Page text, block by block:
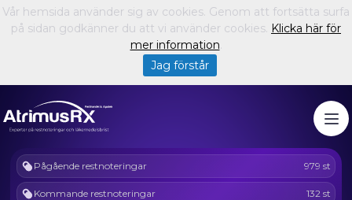
Pågående restnoteringar 979 st
Kommande restnoteringar 132 st
Vår hemsida använder sig av cookies. Genom att fortsätta surfa
på sidan godkänner du att vi använder cookies. Klicka här för
mer information.
Jag förstår